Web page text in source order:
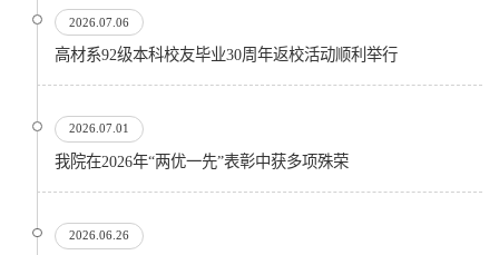
2026.07.06
高材系92级本科校友毕业30周年返校活动顺利举行
2026.07.01
我院在2026年“两优一先”表彰中获多项殊荣
2026.06.26